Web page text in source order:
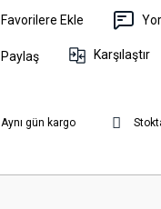
Paylaş Karşılaştır
Aynı gün kargo